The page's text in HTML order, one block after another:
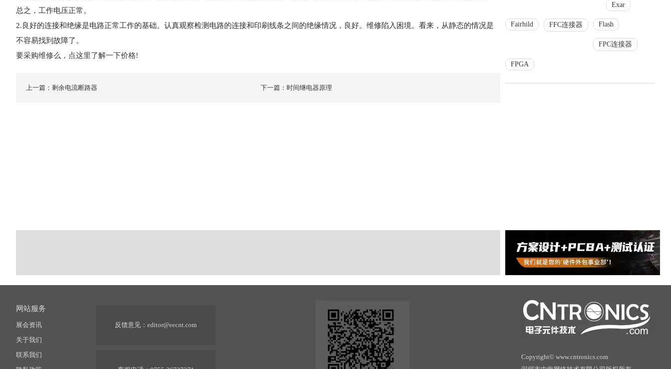
总之，工作电压正常。
2.良好的连接和绝缘是电路正常工作的基础。认真观察检测电路的连接和印刷线条之间的绝缘情况，良好。维修陷入困境。看来，从静态的情况是
不容易找到故障了。
要采购维修么，点这里了解一下价格!
上一篇：剩余电流断路器 下一篇：时间继电器原理
Exar
Fairhild FFC连接器 Flash
FPC连接器
FPGA
网站服务
展会资讯
关于我们
联系我们
反馈意见： editor@eecnt.com
Copyright© www.cntronics.com